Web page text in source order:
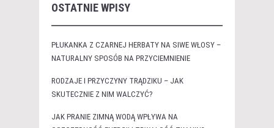
OSTATNIE WPISY
PŁUKANKA Z CZARNEJ HERBATY NA SIWE WŁOSY –
NATURALNY SPOSÓB NA PRZYCIEMNIENIE
RODZAJE I PRZYCZYNY TRĄDZIKU – JAK
SKUTECZNIE Z NIM WALCZYĆ?
JAK PRANIE ZIMNĄ WODĄ WPŁYWA NA